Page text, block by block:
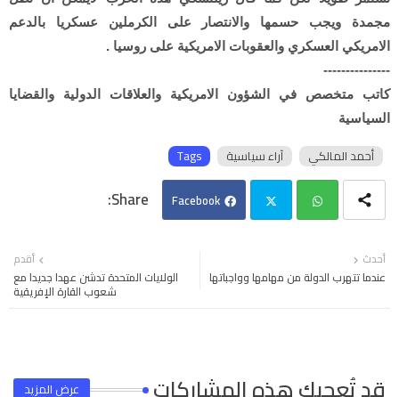
مجمدة ويجب حسمها والانتصار على الكرملين عسكريا بالدعم
الامريكي العسكري والعقوبات الامريكية على روسيا .
---------------
كاتب متخصص في الشؤون الامريكية والعلاقات الدولية والقضايا
السياسية
Tags آراء سياسية أحمد المالكي
Facebook
tter
ats
أحدث
عندما تتهرب الدولة من مهامها وواجباتها
أقدم
الولايات المتحدة تدشن عهدا جديدا مع
شعوب القارة الإفريقية
قد تُعجبك هذه المشاركات عرض المزيد